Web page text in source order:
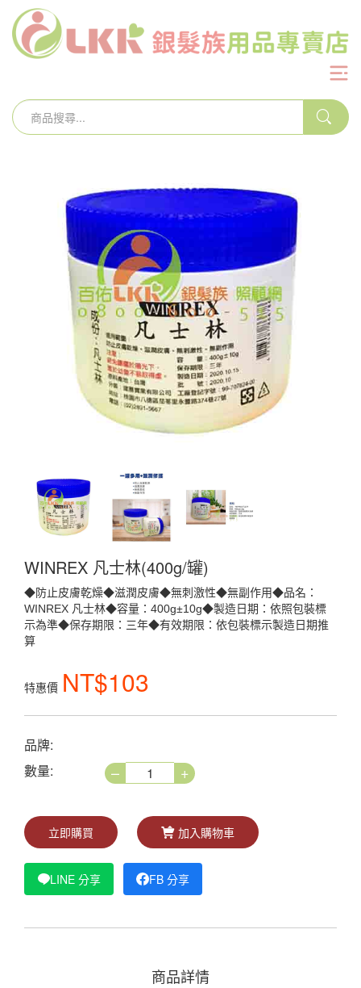
WINREX 凡士林(400g/罐)
◆防止皮膚乾燥◆滋潤皮膚◆無刺激性◆無副作用◆品名：
WINREX 凡士林◆容量：400g±10g◆製造日期：依照包裝標
示為準◆保存期限：三年◆有效期限：依包裝標示製造日期推
算
特惠價 NT$103
品牌:
數量:
– +
立即購買 加入購物車
LINE 分享 FB 分享
商品詳情